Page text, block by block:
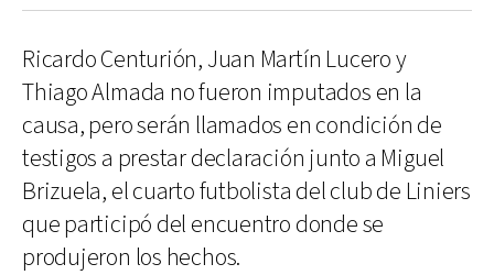
Ricardo Centurión, Juan Martín Lucero y
Thiago Almada no fueron imputados en la
causa, pero serán llamados en condición de
testigos a prestar declaración junto a Miguel
Brizuela, el cuarto futbolista del club de Liniers
que participó del encuentro donde se
produjeron los hechos.